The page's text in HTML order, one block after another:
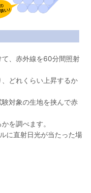
、赤外線を60分間照射
どれくらい上昇するか
対象の生地を挟んで赤
を調べます。
に直射日光が当たった場